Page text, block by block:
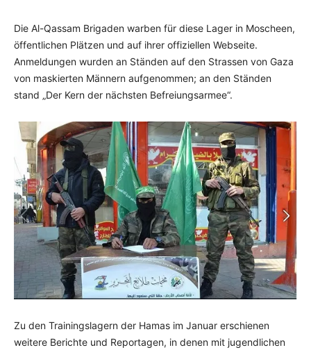
Die Al-Qassam Brigaden warben für diese Lager in Moscheen,
öffentlichen Plätzen und auf ihrer offiziellen Webseite.
Anmeldungen wurden an Ständen auf den Strassen von Gaza
von maskierten Männern aufgenommen; an den Ständen
stand „Der Kern der nächsten Befreiungsarmee“.
Zu den Trainingslagern der Hamas im Januar erschienen
weitere Berichte und Reportagen, in denen mit jugendlichen